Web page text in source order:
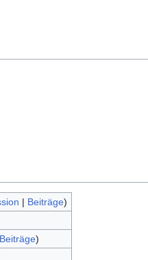
| Beiträge)
Beiträge)